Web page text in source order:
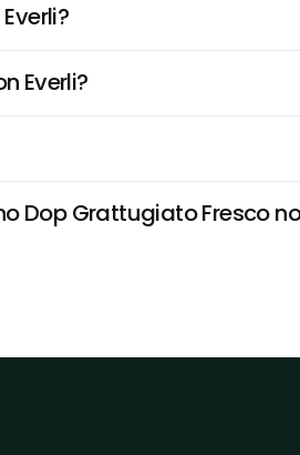
Everli?
Dop Grattugiato Fresco